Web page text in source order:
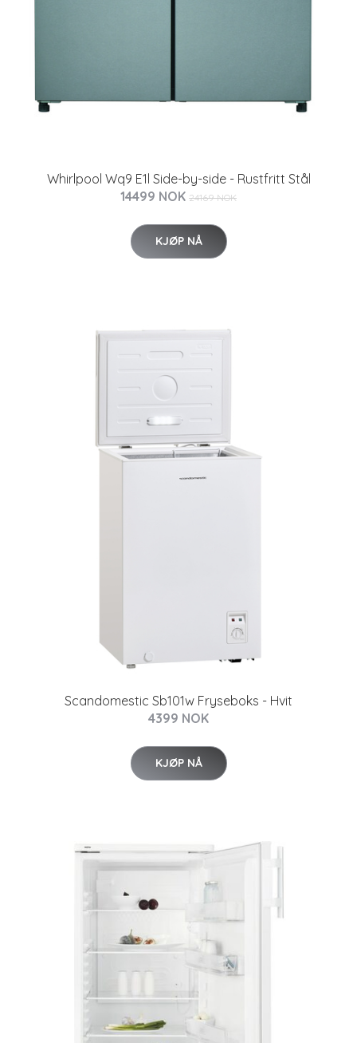
Whirlpool Wq9 E1l Side-by-side - Rustfritt Stål
14499 NOK 24169 NOK
KJØP NÅ
Scandomestic Sb101w Fryseboks - Hvit
4399 NOK
KJØP NÅ